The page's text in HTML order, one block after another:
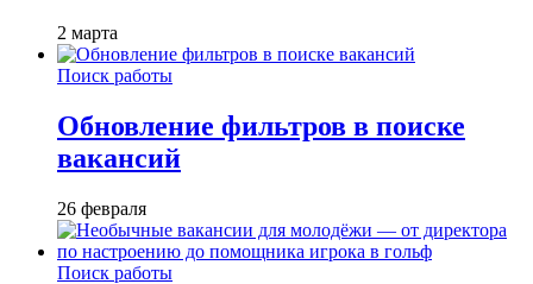
2 марта
Поиск работы
Обновление фильтров в поиске
вакансий
26 февраля
Поиск работы